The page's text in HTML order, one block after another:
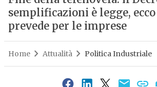
semplificazioni è legge, ecco
prevede per le imprese
Home Attualità Politica Industriale